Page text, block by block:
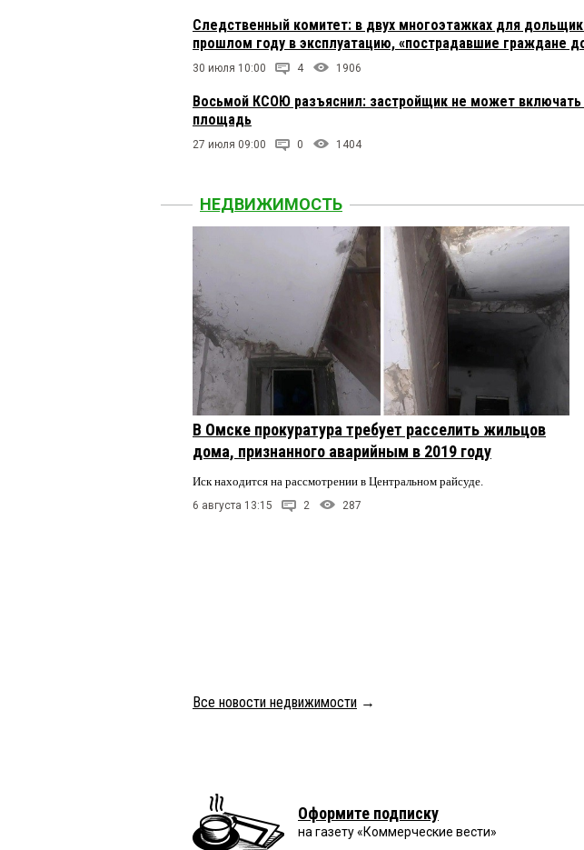
Следственный комитет: в двух многоэтажках для
прошлом году в эксплуатацию, «пострадавшие граждане
30 июля 10:00 4 1906
Восьмой КСОЮ разъяснил: застройщик не может
площадь
27 июля 09:00 0 1404
НЕДВИЖИМОСТЬ
В Омске прокуратура требует расселить жильцов
дома, признанного аварийным в 2019 году
Иск находится на рассмотрении в Центральном райсуде.
6 августа 13:15 2 287
Все новости недвижимости →
Оформите подписку
на газету «Коммерческие вести»